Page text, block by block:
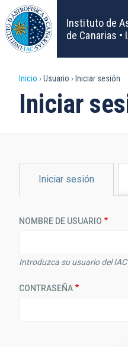
Pasar
al
contenido
principal
Instituto de
de Canarias •
Sobrescribir
enlaces
ayuda
a
la
Inicio Usuario Iniciar sesión
Iniciar
PRINCIPALES
Iniciar sesión
NOMBRE DE USUARIO
Introduzca su usuario del
CONTRASEÑA